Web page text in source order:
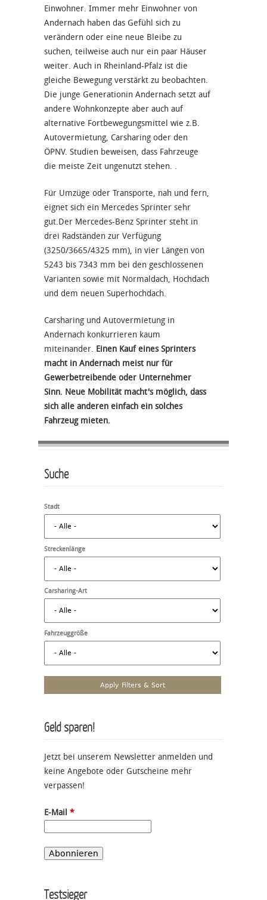
Einwohner. Immer mehr Einwohner von
Andernach haben das Gefühl sich zu
verändern oder eine neue Bleibe zu
suchen, teilweise auch nur ein paar Häuser
weiter. Auch in Rheinland-Pfalz ist die
gleiche Bewegung verstärkt zu beobachten.
Die junge Generationin Andernach setzt auf
andere Wohnkonzepte aber auch auf
alternative Fortbewegungsmittel wie z.B.
Autovermietung, Carsharing oder den
ÖPNV. Studien beweisen, dass Fahrzeuge
die meiste Zeit ungenutzt stehen. .
Für Umzüge oder Transporte, nah und fern,
eignet sich ein Mercedes Sprinter sehr
gut.Der Mercedes-Benz Sprinter steht in
drei Radständen zur Verfügung
(3250/3665/4325 mm), in vier Längen von
5243 bis 7343 mm bei den geschlossenen
Varianten sowie mit Normaldach, Hochdach
und dem neuen Superhochdach.
Carsharing und Autovermietung in
Andernach konkurrieren kaum
miteinander. Einen Kauf eines Sprinters
macht in Andernach meist nur für
Gewerbetreibende oder Unternehmer
Sinn. Neue Mobilität macht's möglich, dass
sich alle anderen einfach ein solches
Fahrzeug mieten.
Suche
Stadt
Streckenlänge
Carsharing-Art
Fahrzeuggröße
Geld sparen!
Jetzt bei unserem Newsletter anmelden und
keine Angebote oder Gutscheine mehr
verpassen!
E-Mail *
Testsieger